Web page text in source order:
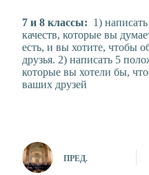
7 и 8 классы: 1)
качеств, которые вы
есть, и вы хотите, чтобы
друзья. 2) написать 5
которые вы хотели бы,
ваших друзей
ПРЕД.